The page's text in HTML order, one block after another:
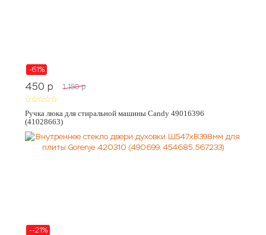
-61%
450 p 1 150 p
Ручка люка для стиральной машины Candy 49016396
(41028663)
--21%